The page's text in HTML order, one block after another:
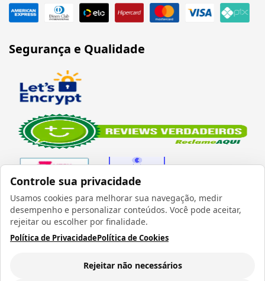
Controle sua privacidade
Usamos cookies para melhorar sua navegação, medir
desempenho e personalizar conteúdos. Você pode aceitar,
rejeitar ou escolher por finalidade.
Política de PrivacidadePolítica de Cookies
Rejeitar não necessários
Segurança e Qualidade
Verificada por